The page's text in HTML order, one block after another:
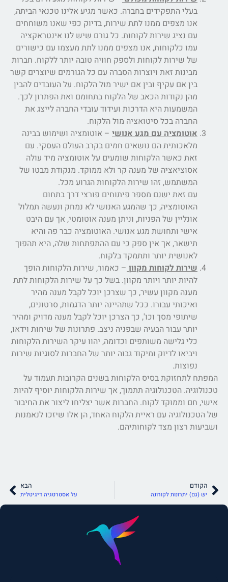
בעלי התפקידים בחברה. כאשר מגיע אלינו טכנאי הביתה,
אנו מצפים ממנו לתת שירות, בדיוק כפי שאנו משוחחים
עם נציג שירות לקוחות. כל גורם שיש לנו אינטראקציה
עמו כלקוחות, אנו מצפים ממנו לתת מעצמו עם כישורים
של שירות לקוחות ולספק חוויה טובה יותר ללקוח. חברות
מבינות זאת ויוצרות הסברה עם כל הגורמים שיוצרים קשר
בין אם עקיף ובין אם ישיר מול הלקוח. על העובדים להבין
מהן נקודות הכאב של הלקוח בתחומם ואת הפתרון לכך.
המשמעות היא הדרכות ועידוד עובדי החברה לייצג את
החברה בכל סיטואציה מול הלקוח.
אוטומציה עם מגע אנושי– אוטומציה ושימוש בבינה
מלאכותית הם נושאים חמים בקרב העולם העסקי. עם
זאת כאשר הלקוחות שומעים על אוטומציה מיד עולה
אסוציאציה של מענה קר ולא ממוקד. מנקודת מבטו של
המשתמש, זהו שירות הלקוחות הגרוע מכל.
עם זאת ישנם מספר פיתוחים פורצי דרך בתחום
האוטומציה, כך שהמגע האנושי לא נמחק ונעשה תמלול
אונליין של הפניות, וניתן מענה אוטומטי, אך עם היבט
אישי ותחושת מגע אנושי. האוטומציה כבר פה והיא
תישאר, אך אין ספק כי עם ההתפתחות שלה, היא תהפוך
לאנושית יותר ותתמקד בלקוח.
שירות לקוחות מקוון – כאמור, שירות הלקוחות הופך
להיות יותר ויותר מקוון. בשל כך על שירות הלקוחות לתת
מענה מקוון עשיר, כך שצרכן יוכל לקבל מענה מהיר
ואיכותי עבורו. ככל שתהיינה יותר הדגמות, סרטונים,
שיתופי מסך וכו', כך הצרכן יוכל לקבל מענה מדויק ומהיר
יותר עבור הבעיה שבפניה ניצב. פתרונות של שיחות וידאו,
כלי גלישה משותפים וכדומה, יהוו עיקר השירות הלקוחות
ויביאו לדיוק ומיקוד גבוה יותר של החברות לסוגיות שירות
נפוצות.
המפתח לתחזוקת בסיס הלקוחות בשנים הקרובות תעמוד על
טכנולוגיה. הטכנולוגיה תתמוך, אך שירות הלקוחות יוסיף להיות
אישי, חם וממוקד לקוח. החברות אשר יצליחו ליצור את החיבור
של הטכנולוגיה עם ראיית הלקוח האחד, הן אלו שיזכו לנאמנות
ושביעות רצון מצד לקוחותיהם.
הקודם
יש (גם) יתרונות לקורונה
הבא
על אסטרטגיה דיגיטלית